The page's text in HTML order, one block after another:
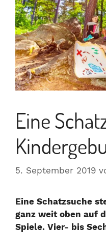
Eine
5. September 2019
Eine Schatzsuche
ganz weit oben auf
Spiele. Vier- bis